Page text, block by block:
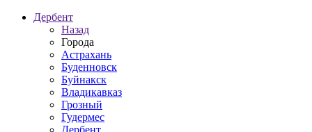
Дербент
Назад
Города
Астрахань
Буденновск
Буйнакск
Владикавказ
Грозный
Гудермес
Дербент